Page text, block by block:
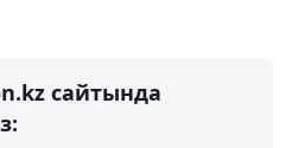
сайтында